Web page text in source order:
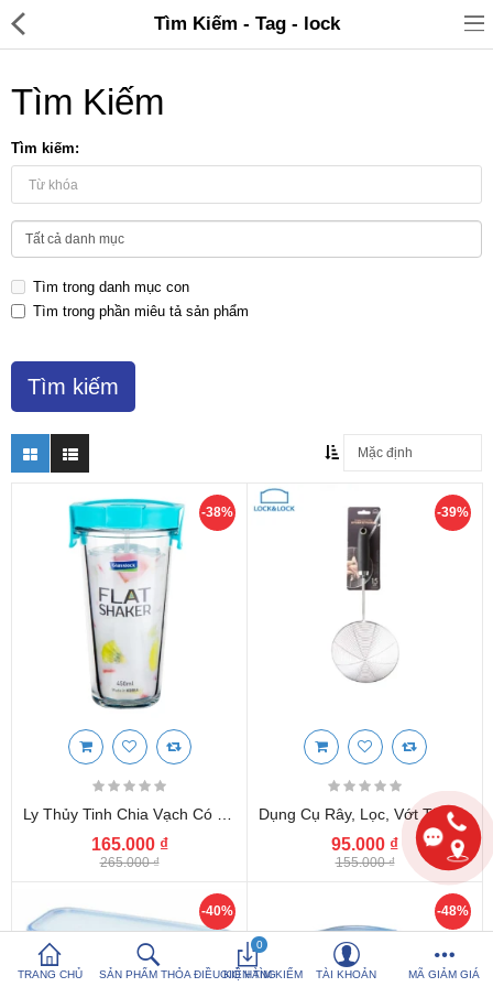
Điện gia dụng
Đồ tiện ích
Sản phẩm khác
Tin tức
So sánh sản
phẩm (%s)
Yêu thích (0)
Hotline:0816 505 655
Tải App SanHangRe nhận Quà
TRANG CHỦ SẢN PHẨM THỎA ĐIỀU KIỆN TÌM KIẾM
0
GIỎ HÀNG TÀI KHOẢN MÃ GIẢM GIÁ
Tìm Kiếm - Tag - lock
Tìm Kiếm
Tìm kiếm:
Tìm trong danh mục con
Tìm trong phần miêu tả sản phẩm
-38%
165.000 ₫
265.000 ₫
-39%
Dụng Cụ Rây, Lọc, Vớt Thực Phẩm Locknlock 15cm CKT304
95.000 ₫
155.000 ₫
-40% -48%